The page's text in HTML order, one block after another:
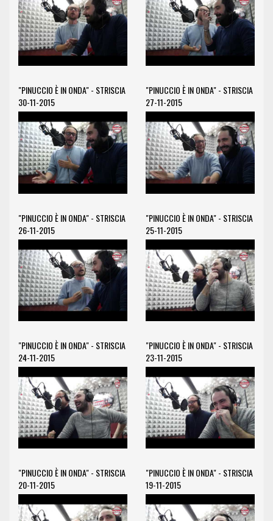
"PINUCCIO È IN ONDA" - STRISCIA
30-11-2015
"PINUCCIO È IN ONDA" - STRISCIA
27-11-2015
"PINUCCIO È IN ONDA" - STRISCIA
26-11-2015
"PINUCCIO È IN ONDA" - STRISCIA
25-11-2015
"PINUCCIO È IN ONDA" - STRISCIA
24-11-2015
"PINUCCIO È IN ONDA" - STRISCIA
23-11-2015
"PINUCCIO È IN ONDA" - STRISCIA
20-11-2015
"PINUCCIO È IN ONDA" - STRISCIA
19-11-2015